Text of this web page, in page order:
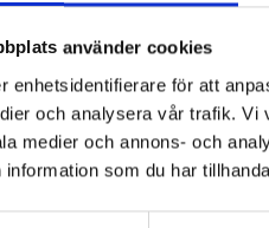
använder cookies
enhetsidentifierare för att
och analysera vår trafik. Vi
medier och annons- och
information som du har